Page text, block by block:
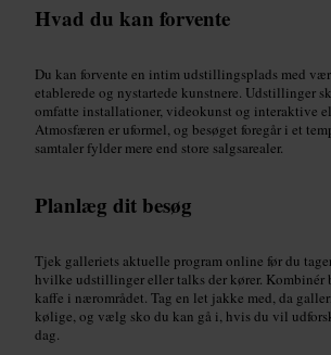
Hvad du kan forvente
Du kan forvente en intim udstillingsplads med
etablerede og nystartede kunstnere. Udstillinger
omfatte installationer, videokunst og interaktive
Atmosfæren er uformel, og besøget foregår i et
samtaler fylder mere end store salgsarealer.
Planlæg dit besøg
Tjek galleriets aktuelle program online før du
hvilke udstillinger eller talks der kører. Kombinér
kaffe i nærområdet. Tag en let jakke med, da
kølige, og vælg sko du kan gå i, hvis du vil
dag.